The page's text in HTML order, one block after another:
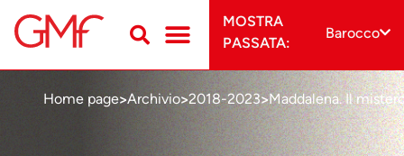
MOSTRA
PASSATA:
Barocco
Home page>Archivio>2018-2023>Maddalena. Il